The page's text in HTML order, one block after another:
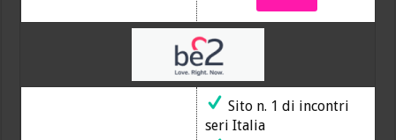
Sito n. 1 di incontri
seri Italia